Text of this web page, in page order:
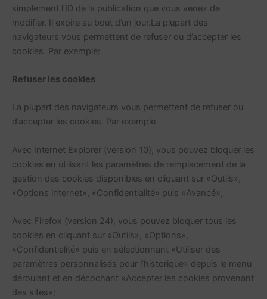
simplement l’ID de la publication que vous venez de
modifier. Il expire au bout d’un jour.La plupart des
navigateurs vous permettent de refuser ou d’accepter les
cookies. Par exemple:
Refuser les cookies
La plupart des navigateurs vous permettent de refuser ou
d’accepter les cookies. Par exemple
Avec Internet Explorer (version 10), vous pouvez bloquer les
cookies en utilisant les paramètres de remplacement de la
gestion des cookies disponibles en cliquant sur «Outils»,
«Options internet», «Confidentialité» puis «Avancé»;
Avec Firefox (version 24), vous pouvez bloquer tous les
cookies en cliquant sur «Outils», «Options»,
«Confidentialité» puis en sélectionnant «Utiliser des
paramètres personnalisés pour l’historique» depuis le menu
déroulant et en décochant «Accepter les cookies provenant
des sites»;